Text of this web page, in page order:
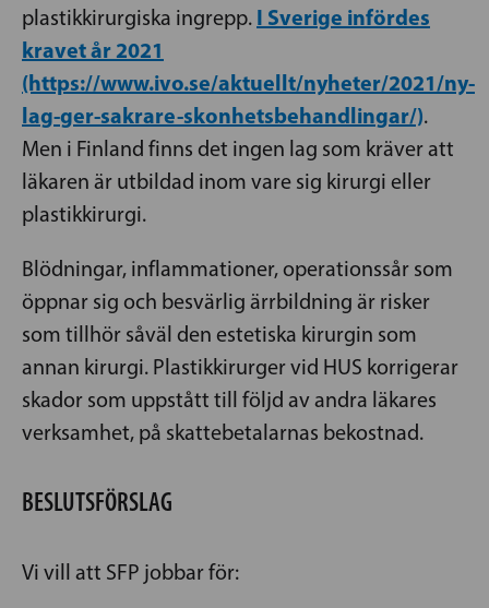
plastikkirurgiska ingrepp. I Sverige infördes
kravet år 2021
(https://www.ivo.se/aktuellt/nyheter/2021/ny-
lag-ger-sakrare-skonhetsbehandlingar/).
Men i Finland finns det ingen lag som kräver att
läkaren är utbildad inom vare sig kirurgi eller
plastikkirurgi.
Blödningar, inflammationer, operationssår som
öppnar sig och besvärlig ärrbildning är risker
som tillhör såväl den estetiska kirurgin som
annan kirurgi. Plastikkirurger vid HUS korrigerar
skador som uppstått till följd av andra läkares
verksamhet, på skattebetalarnas bekostnad.
BESLUTSFÖRSLAG
Vi vill att SFP jobbar för: